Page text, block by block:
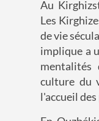
Au
Les
de vie
implique a
mentalités
culture du
l'accueil